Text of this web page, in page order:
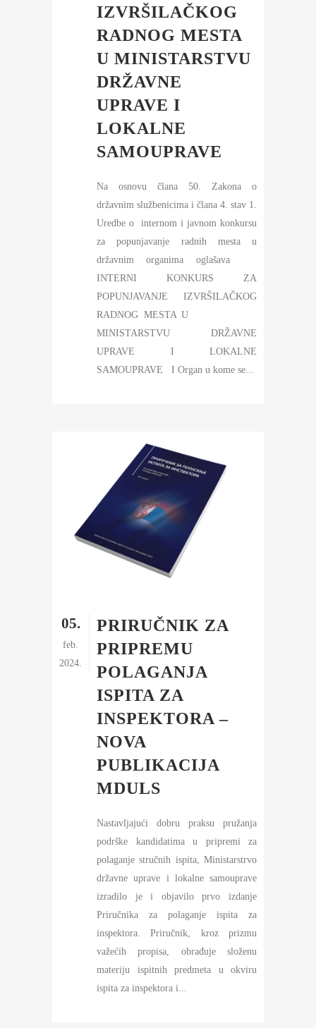
IZVRŠILAČKOG
RADNOG MESTA
U MINISTARSTVU
DRŽAVNE
UPRAVE I
LOKALNE
SAMOUPRAVE
Na osnovu člana 50. Zakona o
državnim službenicima i člana 4. stav 1.
Uredbe o internom i javnom konkursu
za popunjavanje radnih mesta u
državnim organima oglašava
INTERNI KONKURS ZA
POPUNJAVANJE IZVRŠILAČKOG
RADNOG MESTA U
MINISTARSTVU DRŽAVNE
UPRAVE I LOKALNE
SAMOUPRAVE I Organ u kome se...
05.
feb.
2024.
PRIRUČNIK ZA
PRIPREMU
POLAGANJA
ISPITA ZA
INSPEKTORA –
NOVA
PUBLIKACIJA
MDULS
Nastavljajući dobru praksu pružanja
podrške kandidatima u pripremi za
polaganje stručnih ispita, Ministarstrvo
državne uprave i lokalne samouprave
izradilo je i objavilo prvo izdanje
Priručnika za polaganje ispita za
inspektora. Priručnik, kroz prizmu
važećih propisa, obrađuje složenu
materiju ispitnih predmeta u okviru
ispita za inspektora i...